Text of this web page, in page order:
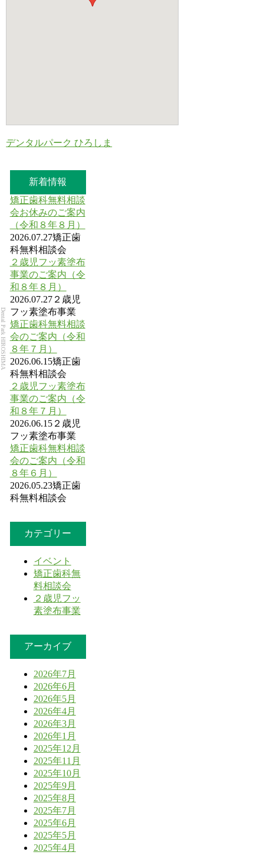
Dental Park HIROSHIMA
デンタルパーク ひろしま
新着情報
矯正歯科無料相談
会お休みのご案内
（令和８年８月）
2026.07.27矯正歯
科無料相談会
２歳児フッ素塗布
事業のご案内（令
和８年８月）
2026.07.27２歳児
フッ素塗布事業
矯正歯科無料相談
会のご案内（令和
８年７月）
2026.06.15矯正歯
科無料相談会
２歳児フッ素塗布
事業のご案内（令
和８年７月）
2026.06.15２歳児
フッ素塗布事業
矯正歯科無料相談
会のご案内（令和
８年６月）
2026.05.23矯正歯
科無料相談会
カテゴリー
イベント
矯正歯科無
料相談会
２歳児フッ
素塗布事業
アーカイブ
2026年7月
2026年6月
2026年5月
2026年4月
2026年3月
2026年1月
2025年12月
2025年11月
2025年10月
2025年9月
2025年8月
2025年7月
2025年6月
2025年5月
2025年4月